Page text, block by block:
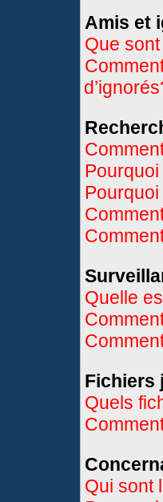
Amis et
Que sont
Quelle
Fichiers
Quels
Qui sont